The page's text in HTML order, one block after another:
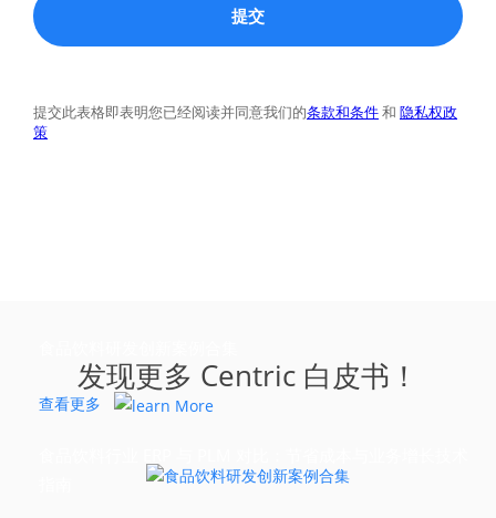
发现更多 Centric 白皮书！
查看更多